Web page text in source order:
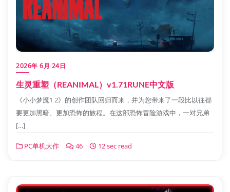
2026年 6月 24日
生灵重塑（REANIMAL）v1.71RUNE中文版
《小小梦魇1 2》的创作团队回归而来，并为您带来了一段比以往都
要更加黑暗、更加恐怖的旅程。在这部恐怖冒险游戏中，一对兄弟
[…]
PC单机大作 46 12 sec read